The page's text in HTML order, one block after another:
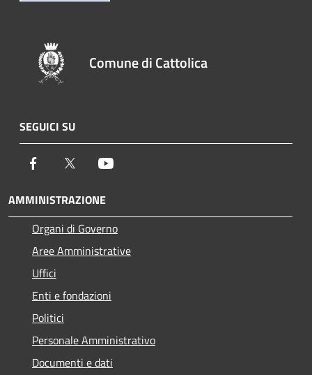
Comune di Cattolica
SEGUICI SU
Facebook Twitter
AMMINISTRAZIONE
Organi di Governo
Aree Amministrative
Uffici
Enti e fondazioni
Politici
Personale Amministrativo
Documenti e dati